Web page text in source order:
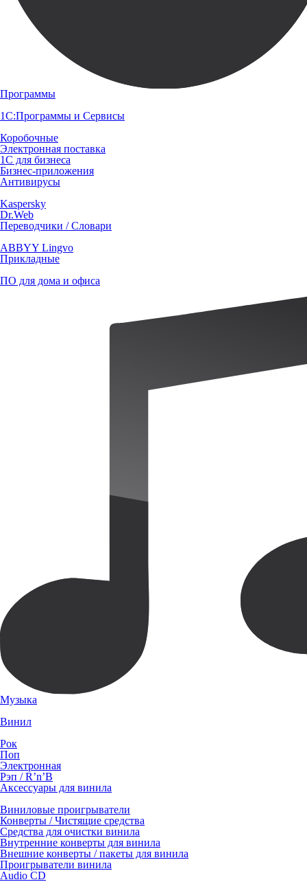
Программы
1С:Программы и Сервисы
Коробочные
Электронная поставка
1С для бизнеса
Бизнес-приложения
Антивирусы
Kaspersky
Dr.Web
Переводчики / Словари
ABBYY Lingvo
Прикладные
ПО для дома и офиса
Музыка
Винил
Рок
Поп
Электронная
Рэп / R’n’B
Аксессуары для винила
Виниловые проигрыватели
Конверты / Чистящие средства
Средства для очистки винила
Внутренние конверты для винила
Внешние конверты / пакеты для винила
Проигрыватели винила
Audio CD